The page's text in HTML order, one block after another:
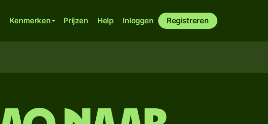
Kenmerken Prijzen Help Inloggen Registreren